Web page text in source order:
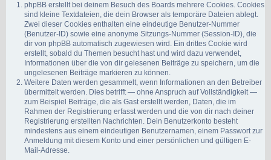
phpBB erstellt bei deinem Besuch des Boards mehrere Cookies. Cookies
sind kleine Textdateien, die dein Browser als temporäre Dateien ablegt.
Zwei dieser Cookies enthalten eine eindeutige Benutzer-Nummer
(Benutzer-ID) sowie eine anonyme Sitzungs-Nummer (Session-ID), die
dir von phpBB automatisch zugewiesen wird. Ein drittes Cookie wird
erstellt, sobald du Themen besucht hast und wird dazu verwendet,
Informationen über die von dir gelesenen Beiträge zu speichern, um die
ungelesenen Beiträge markieren zu können.
Weitere Daten werden gesammelt, wenn Informationen an den Betreiber
übermittelt werden. Dies betrifft — ohne Anspruch auf Vollständigkeit —
zum Beispiel Beiträge, die als Gast erstellt werden, Daten, die im
Rahmen der Registrierung erfasst werden und die von dir nach deiner
Registrierung erstellten Nachrichten. Dein Benutzerkonto besteht
mindestens aus einem eindeutigen Benutzernamen, einem Passwort zur
Anmeldung mit diesem Konto und einer persönlichen und gültigen E-
Mail-Adresse.